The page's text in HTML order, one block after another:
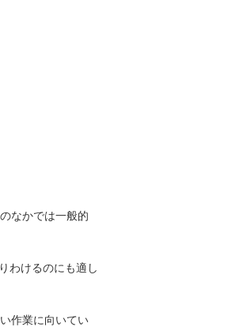
なかでは一般的
わけるのにも適し
作業に向いてい